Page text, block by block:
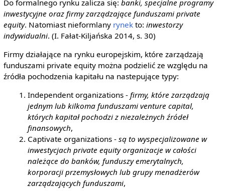
Do formalnego rynku zalicza się: banki, specjalne programy
inwestycyjne oraz firmy zarządzające funduszami private
equity. Natomiast nieformlany rynekto: inwestorzy
indywidualni. (I. Fałat-Kiljańska 2014, s. 30)
Firmy działające na rynku europejskim, które zarządzają
funduszami private equity można podzielić ze względu na
źródła pochodzenia kapitału na nastepujące typy:
Independent organizations - firmy, które zarządzają
jednym lub kilkoma funduszami venture capital,
których kapitał pochodzi z niezależnych źródeł
finansowych,
Captivate organizations -są to wyspecjalizowane w
inwestycjach private equity organizacje w całości
należące do banków, funduszy emerytalnych,
korporacji przemysłowych lub grupy menadżerów
zarządzających funduszami,